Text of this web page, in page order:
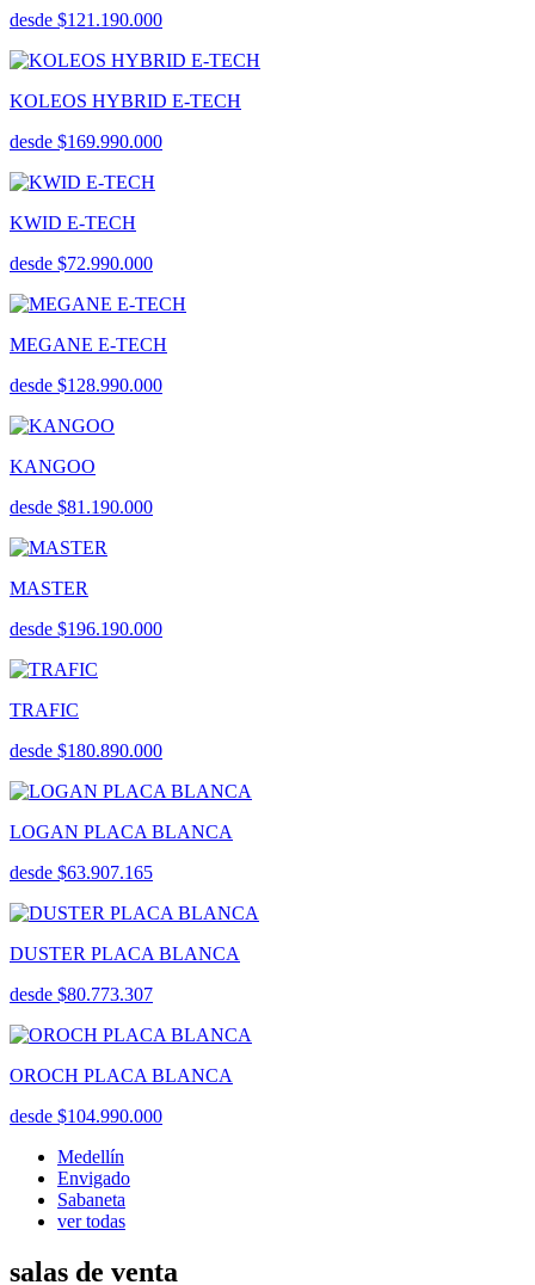
desde $121.190.000
KOLEOS HYBRID E-TECH
desde $169.990.000
KWID E-TECH
desde $72.990.000
MEGANE E-TECH
desde $128.990.000
KANGOO
desde $81.190.000
MASTER
desde $196.190.000
TRAFIC
desde $180.890.000
LOGAN PLACA BLANCA
desde $63.907.165
DUSTER PLACA BLANCA
desde $80.773.307
OROCH PLACA BLANCA
desde $104.990.000
Medellín
Envigado
Sabaneta
ver todas
salas de venta